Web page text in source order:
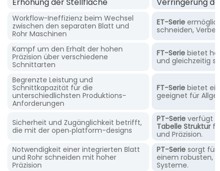
Erhöhung der Stellfläche Verringerung
Workflow-Ineffizienz beim Wechsel
zwischen den separaten Blatt und
Rohr Maschinen
ET-Serie
schneiden,
Kampf um den Erhalt der hohen
Präzision über verschiedene
Schnittarten
FT-Serie bietet
und gleichzeitig
Begrenzte Leistung und
Schnittkapazität für die
unterschiedlichsten Produktions-
Anforderungen
FT-Serie bietet
geeignet für
Sicherheit und Zugänglichkeit betrifft,
die mit der open‑platform-designs
PT-Serie verfügt
Tabelle Struktur
und Präzision.
Notwendigkeit einer integrierten Blatt
und Rohr schneiden mit hoher
Präzision
PT-Serie sorgt für
einem robusten,
Systeme.